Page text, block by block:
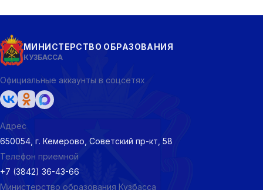
МИНИСТЕРСТВО ОБРАЗОВАНИЯ
КУЗБАССА
Официальные аккаунты в соцсетях
Телефон приемной
+7 (3842) 36-43-66
Адрес
650054, г. Кемерово, Советский пр-кт, 58
Министерство образования Кузбасса